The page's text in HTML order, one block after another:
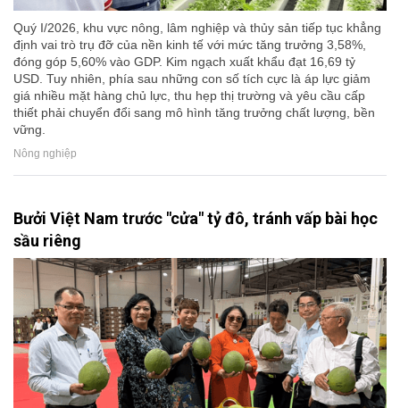
Quý I/2026, khu vực nông, lâm nghiệp và thủy sản tiếp tục khẳng
định vai trò trụ đỡ của nền kinh tế với mức tăng trưởng 3,58%,
đóng góp 5,60% vào GDP. Kim ngạch xuất khẩu đạt 16,69 tỷ
USD. Tuy nhiên, phía sau những con số tích cực là áp lực giảm
giá nhiều mặt hàng chủ lực, thu hẹp thị trường và yêu cầu cấp
thiết phải chuyển đổi sang mô hình tăng trưởng chất lượng, bền
vững.
Nông nghiệp
Bưởi Việt Nam trước "cửa" tỷ đô, tránh vấp bài học
sầu riêng